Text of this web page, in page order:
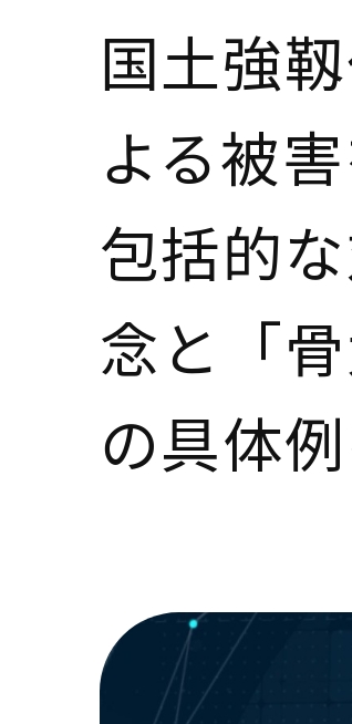
国土強
よる被
包括的
念と「
の具体